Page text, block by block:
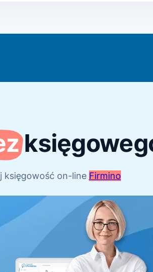
księgowość on-line Firmino